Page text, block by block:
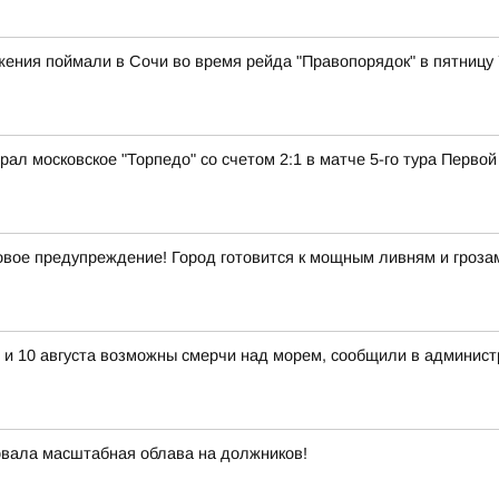
поймали в Сочи во время рейда "Правопорядок" в пятницу
московское "Торпедо" со счетом 2:1 в матче 5-го тура Первой
предупреждение! Город готовится к мощным ливням и
10 августа возможны смерчи над морем, сообщили в
масштабная облава на должников!